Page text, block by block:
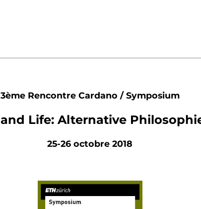
3ème Rencontre Cardano / Symposium
Life: Alternative
25-26 octobre 2018